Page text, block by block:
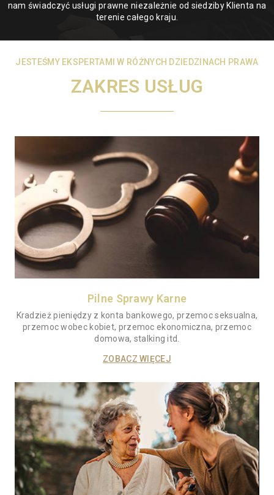
nam świadczyć usługi prawne niezależnie od siedziby Klienta na
terenie całego kraju.
JESTEŚMY EKSPERTAMI W RÓŻNYCH DZIEDZINACH PRAWA
ZAKRES USŁUG
Pilne Sprawy Karne
Kradzież pieniędzy z konta bankowego, przemoc seksualna,
przemoc wobec kobiet, przemoc ekonomiczna, przemoc
domowa, stalking itd.
ZOBACZ WIĘCEJ